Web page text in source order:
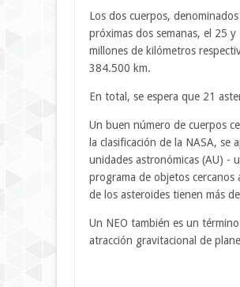
Los dos cuerpos,
próximas dos semanas, el 25
millones de kilómetros
384.500 km.
En total, se espera que 21
Un buen número de cuerpos
la clasificación de la NASA,
unidades astronómicas (AU) -
programa de objetos cercanos
de los asteroides tienen más
Un NEO también es un
atracción gravitacional de